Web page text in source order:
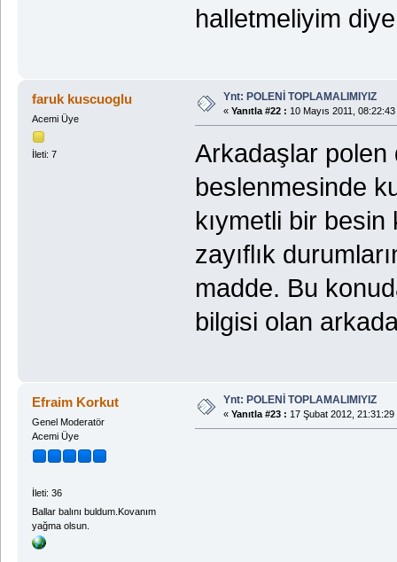
halletmeliyim
faruk kuscuoglu
Acemi Üye
İleti: 7
Ynt: POLENİ TOPLAMALIMIYIZ
« Yanıtla #22 : 10 Mayıs 2011, 08:22:43
Arkadaşlar polen
beslenmesinde
kıymetli bir besin
zayıflık
madde. Bu
bilgisi olan
Efraim Korkut
Genel Moderatör
Acemi Üye
İleti: 36
Ballar balını buldum.Kovanım
yağma olsun.
Ynt: POLENİ TOPLAMALIMIYIZ
« Yanıtla #23 : 17 Şubat 2012, 21:31:29